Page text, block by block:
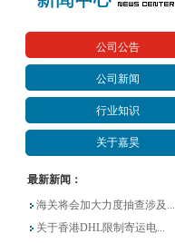
公司公告
公司新闻
行业知识
关于嘉昊
最新新闻：
海关将会加大力度抽查涉及...
关于香港DHL限制寄运电...